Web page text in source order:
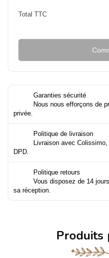
Total TTC
Garanties sécurité
Nous nous efforçons de
privée.
Politique de livraison
Livraison avec
DPD.
Politique retours
Vous disposez de 14
sa réception.
Produits